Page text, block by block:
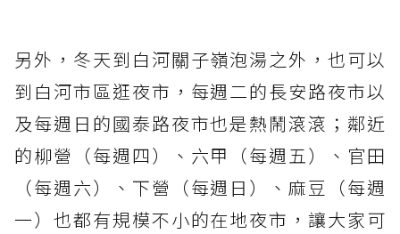
另外，冬天到白河關子嶺泡湯之外，也可以
到白河市區逛夜市，每週二的長安路夜市以
及每週日的國泰路夜市也是熱鬧滾滾；鄰近
的柳營（每週四）、六甲（每週五）、官田
（每週六）、下營（每週日）、麻豆（每週
一）也都有規模不小的在地夜市，讓大家可